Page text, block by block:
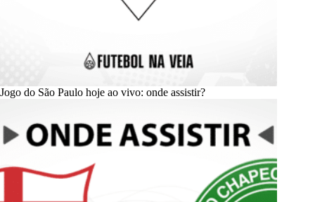
Jogo do São Paulo hoje ao vivo: onde assistir?